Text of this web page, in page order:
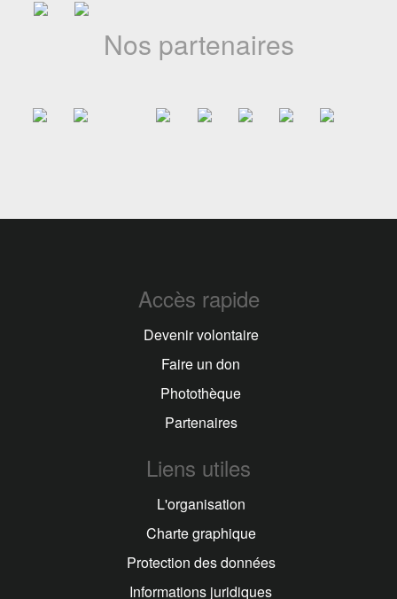
(CANIMAF) a appris avec une profonde tristesse le décès de
l’illustre Bassek Ba Kobhio, figure majeure du cinéma africain et
13-05-2026
Nos partenaires
Accès rapide
Devenir volontaire
Faire un don
Photothèque
Partenaires
Liens utiles
L'organisation
Charte graphique
Protection des données
Informations juridiques